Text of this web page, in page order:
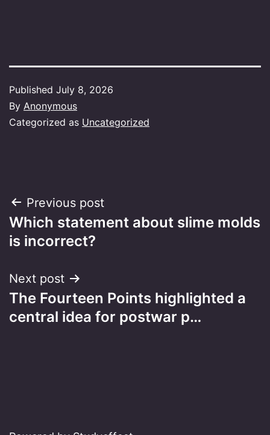
Published July 8, 2026
By Anonymous
Categorized as Uncategorized
Post
navigation
Previous post
Which statement about slime molds
is incorrect?
Next post
The Fourteen Points highlighted a
central idea for postwar p…